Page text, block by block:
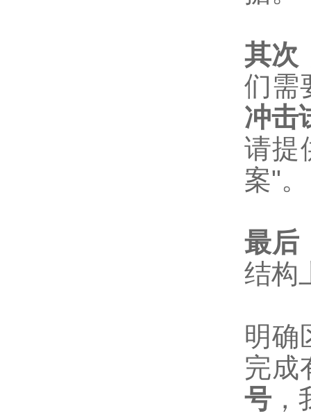
其次
们需
冲击
请提
案"。
最后
结构
明确
完成
号，